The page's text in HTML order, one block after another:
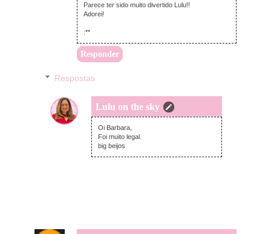
Parece ter sido muito divertido Lulu!!
Adorei!
:**
Responder
Respostas
Lulu on the sky
terça-feira, abril 19, 2016
Oi Barbara,
Foi muito legal.
big beijos